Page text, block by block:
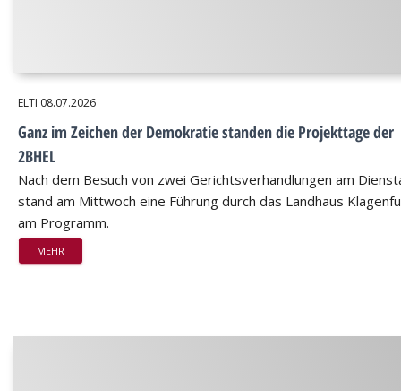
ELTI 08.07.2026
Ganz im Zeichen der Demokratie standen die Projekttage der
2BHEL
Nach dem Besuch von zwei Gerichtsverhandlungen am
stand am Mittwoch eine Führung durch das Landhaus
am Programm.
MEHR